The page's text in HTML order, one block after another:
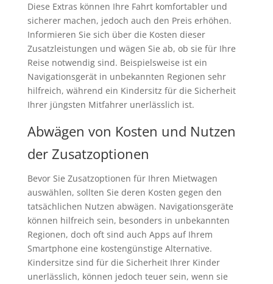
Diese Extras können Ihre Fahrt komfortabler und
sicherer machen, jedoch auch den Preis erhöhen.
Informieren Sie sich über die Kosten dieser
Zusatzleistungen und wägen Sie ab, ob sie für Ihre
Reise notwendig sind. Beispielsweise ist ein
Navigationsgerät in unbekannten Regionen sehr
hilfreich, während ein Kindersitz für die Sicherheit
Ihrer jüngsten Mitfahrer unerlässlich ist.
Abwägen von Kosten und Nutzen
der Zusatzoptionen
Bevor Sie Zusatzoptionen für Ihren Mietwagen
auswählen, sollten Sie deren Kosten gegen den
tatsächlichen Nutzen abwägen. Navigationsgeräte
können hilfreich sein, besonders in unbekannten
Regionen, doch oft sind auch Apps auf Ihrem
Smartphone eine kostengünstige Alternative.
Kindersitze sind für die Sicherheit Ihrer Kinder
unerlässlich, können jedoch teuer sein, wenn sie